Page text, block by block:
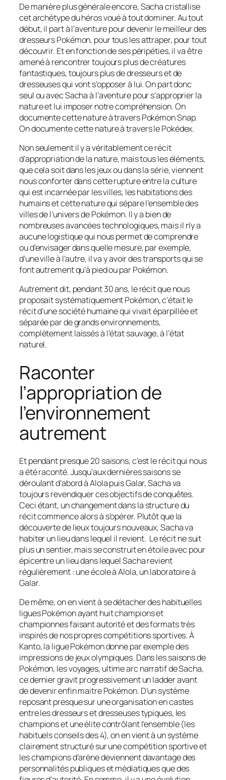
De manière plus générale encore, Sacha cristallise
cet archétype du héros voué à tout dominer. Au tout
début, il part à l’aventure pour devenir le meilleur des
dresseurs Pokémon, pour tous les attraper, pour tout
découvrir. Et en fonction de ses péripéties, il va être
amené à rencontrer toujours plus de créatures
fantastiques, toujours plus de dresseurs et de
dresseuses qui vont s’opposer à lui. On part donc
seul ou avec Sacha à l’aventure pour s’approprier la
nature et lui imposer notre compréhension. On
documente cette nature à travers Pokémon Snap.
On documente cette nature à travers le Pokédex.
Non seulement il y a véritablement ce récit
d’appropriation de la nature, mais tous les éléments,
que cela soit dans les jeux ou dans la série, viennent
nous conforter dans cette rupture entre la culture
qui est incarnée par les villes, les habitations des
humains et cette nature qui sépare l’ensemble des
villes de l’univers de Pokémon. Il y a bien de
nombreuses avancées technologiques, mais il n’y a
aucune logistique qui nous permet de comprendre
ou d’envisager dans quelle mesure, par exemple,
d’une ville à l’autre, il va y avoir des transports qui se
font autrement qu’à pied ou par Pokémon.
Autrement dit, pendant 30 ans, le récit que nous
proposait systématiquement Pokémon, c’était le
récit d’une société humaine qui vivait éparpillée et
séparée par de grands environnements,
complètement laissés à l’état sauvage, à l’état
naturel.
Raconter
l’appropriation de
l’environnement
autrement
Et pendant presque 20 saisons, c’est le récit qui nous
a été raconté. Jusqu’aux dernières saisons se
déroulant d’abord à Alola puis Galar, Sacha va
toujours revendiquer ces objectifs de conquêtes.
Ceci étant, un changement dans la structure du
récit commence alors à s’opérer. Plutôt que la
découverte de lieux toujours nouveaux, Sacha va
habiter un lieu dans lequel il revient. Le récit ne suit
plus un sentier, mais se construit en étoile avec pour
épicentre un lieu dans lequel Sacha revient
régulièrement : une école à Alola, un laboratoire à
Galar.
De même, on en vient à se détacher des habituelles
ligues Pokémon ayant huit champions et
championnes faisant autorité et des formats très
inspirés de nos propres compétitions sportives. À
Kanto, la ligue Pokémon donne par exemple des
impressions de jeux olympiques. Dans les saisons de
Pokémon, les voyages, ultime arc narratif de Sacha,
ce dernier gravit progressivement unladderavant
de devenir enfin maitre Pokémon. D’un système
reposant presque sur une organisation en castes
entre les dresseurs et dresseuses typiques, les
champions et une élite contrôlant l’ensemble (les
habituels conseils des 4), on en vient à un système
clairement structuré sur une compétition sportive et
les champions d’arène deviennent davantage des
personnalités publiques et médiatiques que des